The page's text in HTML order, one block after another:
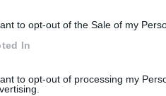
to opt-out of the Sale of my
In
to opt-out of processing my
18:41:20
andar bene quelle che